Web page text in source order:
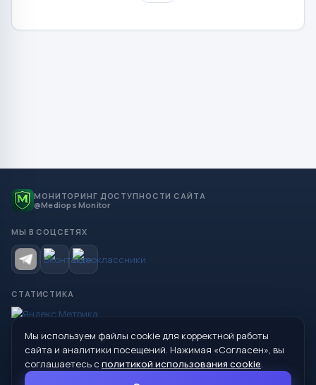
МОНИТОРИНГ ДОСТУПНОСТИ САЙТА
@Mediops Monitor
МЫ В СОЦСЕТЯХ
СТАТИСТИКА
© 2026 Управление образования Администрации МО
Сухой Лог
624800, Свердловская область, г. Сухой Лог, ул. Кирова, дом 7
Мы используем файлы cookie для корректной работы
сайта и аналитики посещений. Нажимая «Согласен», вы
соглашаетесь с политикой использования cookie.